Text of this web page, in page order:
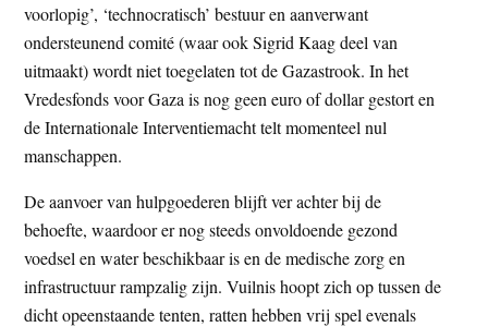
voorlopig’, ‘technocratisch’ bestuur en aanverwant
ondersteunend comité (waar ook Sigrid Kaag deel van
uitmaakt) wordt niet toegelaten tot de Gazastrook. In het
Vredesfonds voor Gaza is nog geen euro of dollar gestort en
de Internationale Interventiemacht telt momenteel nul
manschappen.
De aanvoer van hulpgoederen blijft ver achter bij de
behoefte, waardoor er nog steeds onvoldoende gezond
voedsel en water beschikbaar is en de medische zorg en
infrastructuur rampzalig zijn. Vuilnis hoopt zich op tussen de
dicht opeenstaande tenten, ratten hebben vrij spel evenals